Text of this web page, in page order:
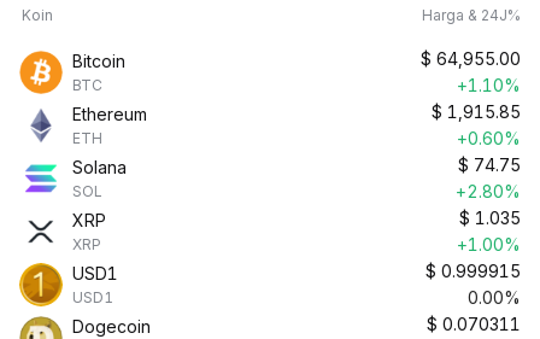
Koin Harga & 24J%
Bitcoin
BTC
$ 64,955.00
+1.10%
Ethereum
ETH
$ 1,915.85
+0.60%
Solana
SOL
$ 74.75
+2.80%
XRP
XRP
$ 1.035
+1.00%
USD1
USD1
$ 0.999915
0.00%
Dogecoin
$ 0.070311